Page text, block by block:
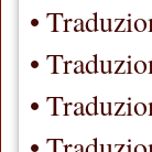
•
•
•